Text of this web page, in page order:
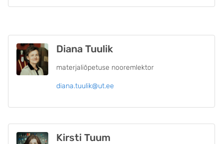
Diana Tuulik
materjaliõpetuse nooremlektor
diana.tuulik@ut.ee
Kirsti Tuum